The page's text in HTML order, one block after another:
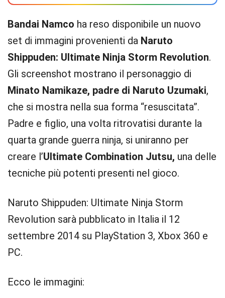
Bandai Namco ha reso disponibile un nuovo
set di immagini provenienti da Naruto
Shippuden: Ultimate Ninja Storm Revolution.
Gli screenshot mostrano il personaggio di
Minato Namikaze, padre di Naruto Uzumaki,
che si mostra nella sua forma “resuscitata”.
Padre e figlio, una volta ritrovatisi durante la
quarta grande guerra ninja, si uniranno per
creare l’Ultimate Combination Jutsu, una delle
tecniche più potenti presenti nel gioco.
Naruto Shippuden: Ultimate Ninja Storm
Revolution sarà pubblicato in Italia il 12
settembre 2014 su PlayStation 3, Xbox 360 e
PC.
Ecco le immagini: